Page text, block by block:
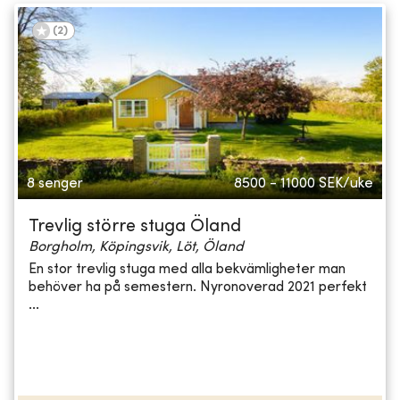
(2)
8 senger 8500 - 11000 SEK/uke
Trevlig större stuga Öland
Borgholm, Köpingsvik, Löt, Öland
En stor trevlig stuga med alla bekvämligheter man
behöver ha på semestern. Nyronoverad 2021 perfekt
...